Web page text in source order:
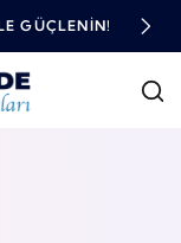
GÜÇLENIN!